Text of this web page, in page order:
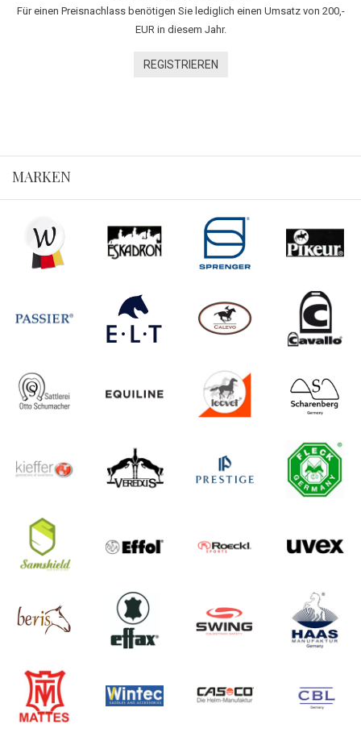
Für einen Preisnachlass benötigen Sie lediglich einen Umsatz von 200,-
EUR in diesem Jahr.
REGISTRIEREN
MARKEN